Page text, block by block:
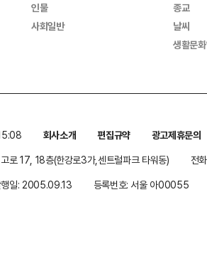
인물
사회일반
종교
날씨
생활문
회사소개 편집규약
광고제휴문의
로 17, 18층(한강로3가,센트럴파크 타워동)
전
행일: 2005.09.13 등록번호: 서울 아00055